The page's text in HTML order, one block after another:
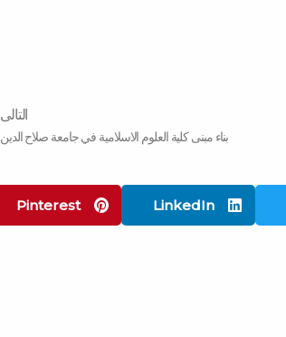
التالى
بناء مبنى كلية العلوم الاسلامية في جامعة صلاح الدين
LinkedIn
Pinterest